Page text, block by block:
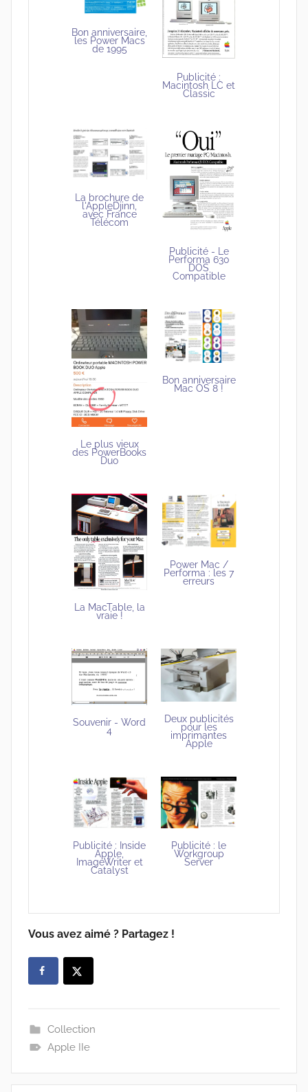
Bon anniversaire,
les Power Macs
de 1995
Publicité :
Macintosh LC et
Classic
La brochure de
l'AppleDjinn,
avec France
Télécom
Publicité - Le
Performa 630
DOS
Compatible
Le plus vieux
des PowerBooks
Duo
Bon anniversaire
Mac OS 8 !
La MacTable, la
vraie !
Power Mac /
Performa : les 7
erreurs
Souvenir - Word
4
Deux publicités
pour les
imprimantes
Apple
Publicité : Inside
Apple,
ImageWriter et
Catalyst
Publicité : le
Workgroup
Server
Vous avez aimé ? Partagez !
Collection
Apple IIe